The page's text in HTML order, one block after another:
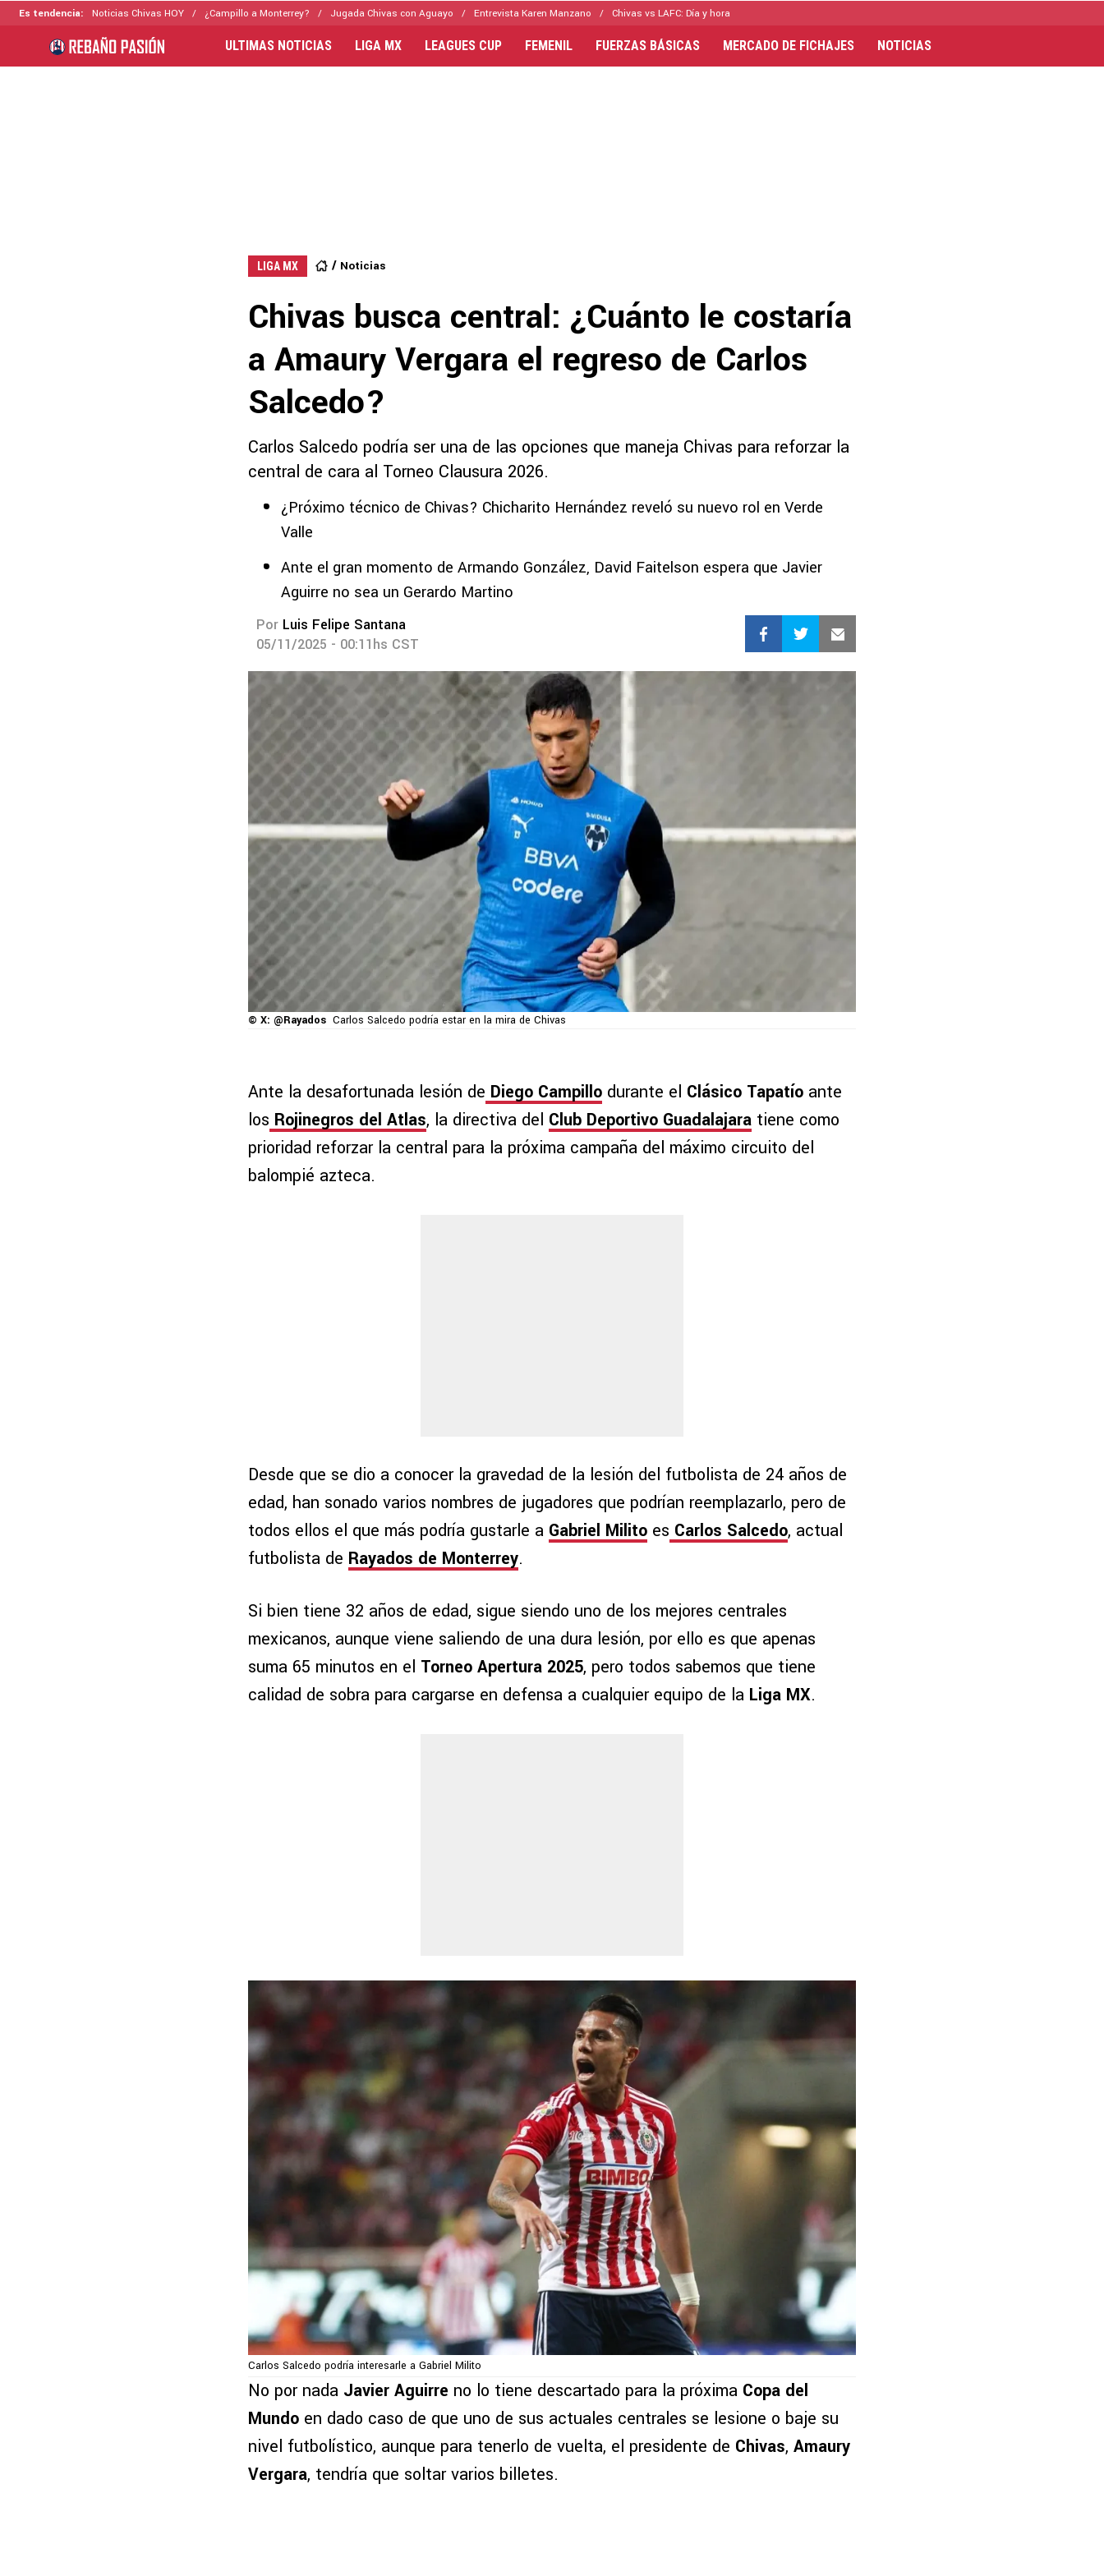
Es tendencia: Noticias Chivas HOY ¿Campillo a Monterrey? Jugada Chivas con Aguayo Entrevista Karen Manzano Chivas vs LAFC: Día y hora
ULTIMAS NOTICIAS LIGA MX LEAGUES CUP FEMENIL FUERZAS BÁSICAS MERCADO DE FICHAJES NOTICIAS
LIGA MX Noticias
Chivas busca central: ¿Cuánto le costaría
a Amaury Vergara el regreso de Carlos
Salcedo?
Carlos Salcedo podría ser una de las opciones que maneja Chivas para reforzar la
central de cara al Torneo Clausura 2026.
¿Próximo técnico de Chivas? Chicharito Hernández reveló su nuevo rol en Verde
Valle
Ante el gran momento de Armando González, David Faitelson espera que Javier
Aguirre no sea un Gerardo Martino
Por Luis Felipe Santana
05/11/2025 - 00:11hs CST
© X: @Rayados Carlos Salcedo podría estar en la mira de Chivas
Ante la desafortunada lesión de Diego Campillo durante el Clásico Tapatío ante
los Rojinegros del Atlas, la directiva del Club Deportivo Guadalajara tiene como
prioridad reforzar la central para la próxima campaña del máximo circuito del
balompié azteca.
Desde que se dio a conocer la gravedad de la lesión del futbolista de 24 años de
edad, han sonado varios nombres de jugadores que podrían reemplazarlo, pero de
todos ellos el que más podría gustarle a Gabriel Milito es Carlos Salcedo, actual
futbolista de Rayados de Monterrey.
Si bien tiene 32 años de edad, sigue siendo uno de los mejores centrales
mexicanos, aunque viene saliendo de una dura lesión, por ello es que apenas
suma 65 minutos en el Torneo Apertura 2025, pero todos sabemos que tiene
calidad de sobra para cargarse en defensa a cualquier equipo de la Liga MX.
Carlos Salcedo podría interesarle a Gabriel Milito
No por nada Javier Aguirre no lo tiene descartado para la próxima Copa del
Mundo en dado caso de que uno de sus actuales centrales se lesione o baje su
nivel futbolístico, aunque para tenerlo de vuelta, el presidente de Chivas, Amaury
Vergara, tendría que soltar varios billetes.